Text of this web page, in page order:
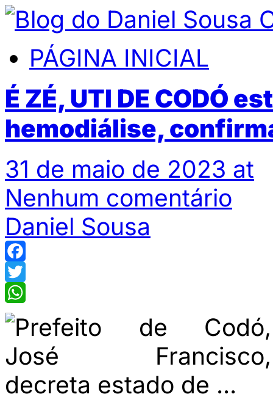
PÁGINA INICIAL
É ZÉ, UTI DE CODÓ
hemodiálise,
31 de maio de 2023 at
Nenhum comentário
Daniel Sousa
Facebook
Twitter
WhatsApp